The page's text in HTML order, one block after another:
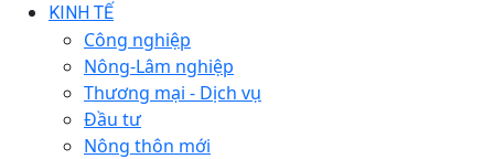
KINH TẾ
Công nghiệp
Nông-Lâm nghiệp
Thương mại - Dịch vụ
Đầu tư
Nông thôn mới